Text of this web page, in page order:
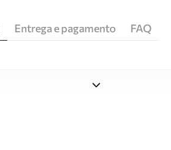
Entrega e pagamento FAQ